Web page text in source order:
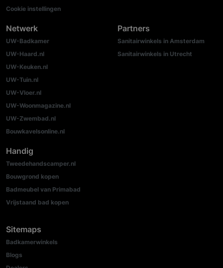
Cookie instellingen
Netwerk
UW-Badkamer
UW-Haard.nl
UW-Keuken.nl
UW-Tuin.nl
UW-Vloer.nl
UW-Woonmagazine.nl
UW-Zwembad.nl
Bouwkavelsonline.nl
Partners
Sanitairwinkels in Amsterdam
Sanitairwinkels in Utrecht
Handig
Tweedehandscamper.nl
Bouwgrond kopen
Badmeubel van Primabad
Vrijstaand bad kopen
Sitemaps
Badkamerwinkels
Blogs